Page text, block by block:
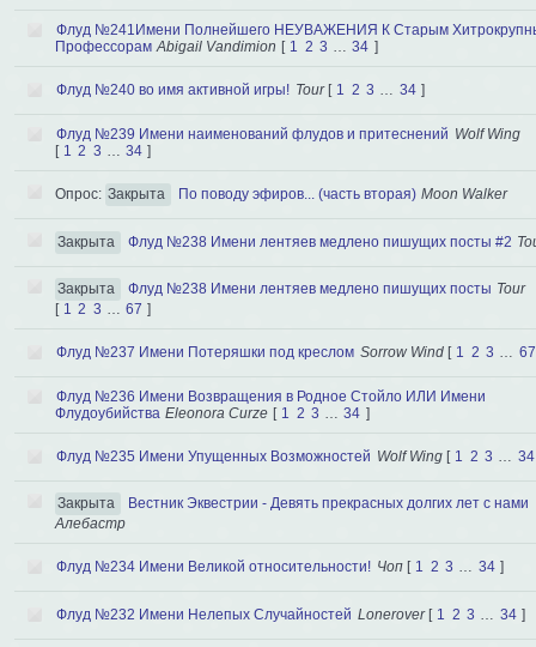
Флуд №241Имени Полнейшего НЕУВАЖЕНИЯ К Старым
Профессорам Abigail Vandimion [ 1 2 3 34 ]
Флуд №240 во имя активной игры! Tour [ 1 2 3 34 ]
Флуд №239 Имени наименований флудов и притеснений Wolf Wing
[ 1 2 3 34 ]
Опрос: Закрыта По поводу эфиров... (часть вторая) Moon Walker
Закрыта Флуд №238 Имени лентяев медлено пишущих посты #2
Закрыта Флуд №238 Имени лентяев медлено пишущих посты Tour
[ 1 2 3 67 ]
Флуд №237 Имени Потеряшки под креслом Sorrow Wind [ 1 2 3 67
Флуд №236 Имени Возвращения в Родное Стойло ИЛИ Имени
Флудоубийства Eleonora Curze [ 1 2 3 34 ]
Флуд №235 Имени Упущенных Возможностей Wolf Wing [ 1 2 3 34
Закрыта
Вестник Эквестрии - Девять прекрасных долгих лет с нами
Алебастр
Флуд №234 Имени Великой относительности! Чоп [ 1 2 3 34 ]
Флуд №232 Имени Нелепых Случайностей Lonerover [ 1 2 3 34 ]